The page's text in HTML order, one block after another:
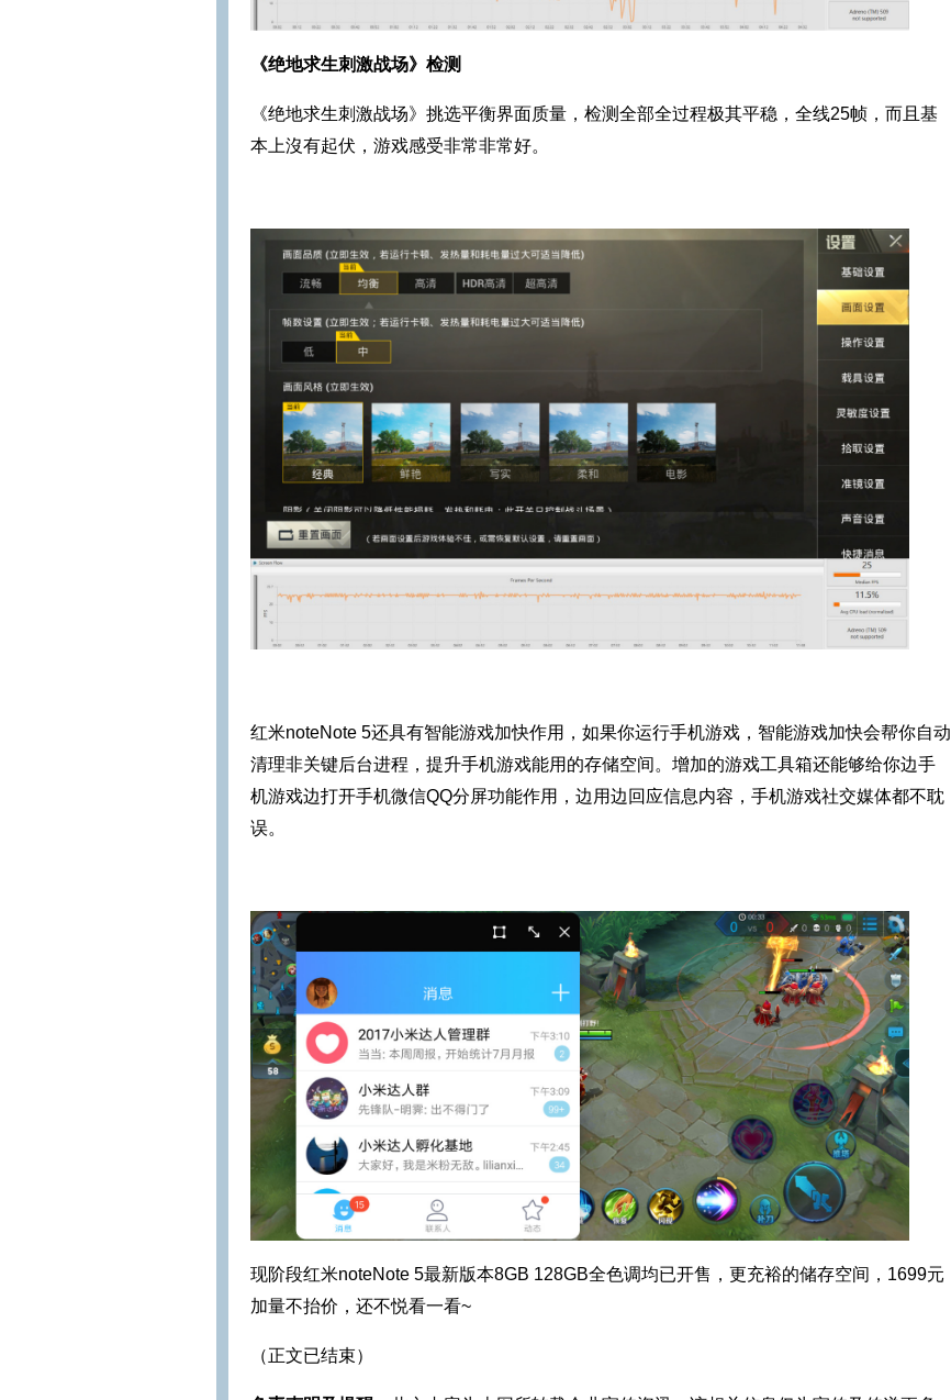
《绝地求生刺激战场》检测
《绝地求生刺激战场》挑选平衡界面质量，检测全部全过程极其平稳，全线25帧，而且基
本上沒有起伏，游戏感受非常非常好。
红米noteNote 5还具有智能游戏加快作用，如果你运行手机游戏，智能游戏加快会帮你自动
清理非关键后台进程，提升手机游戏能用的存储空间。增加的游戏工具箱还能够给你边手
机游戏边打开手机微信QQ分屏功能作用，边用边回应信息内容，手机游戏社交媒体都不耽
误。
现阶段红米noteNote 5最新版本8GB 128GB全色调均已开售，更充裕的储存空间，1699元
加量不抬价，还不悦看一看~
（正文已结束）